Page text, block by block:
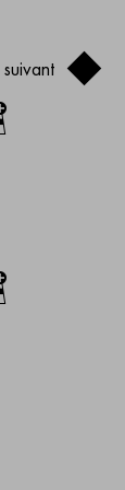
suivant